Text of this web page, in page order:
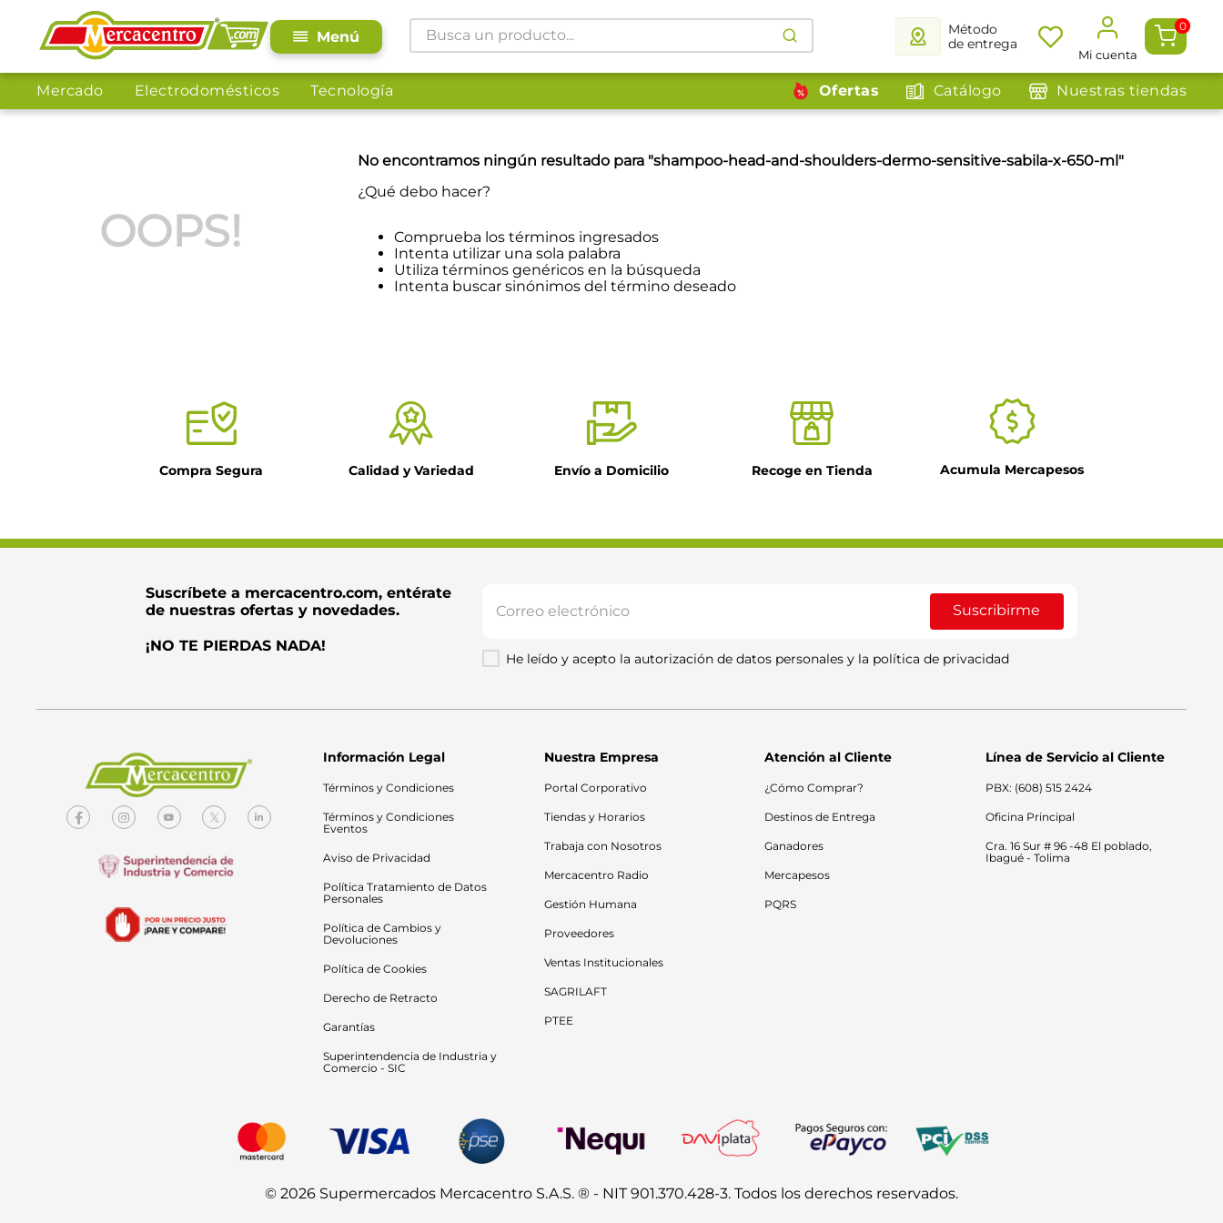
Busca un producto...
Método
de entrega
Mi cuenta
0
Mercado Electrodomésticos Tecnología Ofertas Catálogo Nuestras tiendas
OOPS!
No encontramos ningún resultado para "shampoo-head-and-shoulders-dermo-sensitive-sabila-x-650-ml"
¿Qué debo hacer?
Comprueba los términos ingresados
Intenta utilizar una sola palabra
Utiliza términos genéricos en la búsqueda
Intenta buscar sinónimos del término deseado
Compra Segura Calidad y Variedad Envío a Domicilio Recoge en Tienda Acumula Mercapesos
Suscríbete a mercacentro.com, entérate
de nuestras ofertas y novedades.
¡NO TE PIERDAS NADA!
Suscribirme
He leído y acepto la autorización de datos personales y la política de privacidad
Información Legal
Términos y Condiciones
Términos y Condiciones
Eventos
Aviso de Privacidad
Política Tratamiento de Datos
Personales
Política de Cambios y
Devoluciones
Política de Cookies
Derecho de Retracto
Garantías
Superintendencia de Industria y
Comercio - SIC
Nuestra Empresa
Portal Corporativo
Tiendas y Horarios
Trabaja con Nosotros
Mercacentro Radio
Gestión Humana
Proveedores
Ventas Institucionales
SAGRILAFT
PTEE
Atención al Cliente
¿Cómo Comprar?
Destinos de Entrega
Ganadores
Mercapesos
PQRS
Línea de Servicio al Cliente
PBX: (608) 515 2424
Oficina Principal
Cra. 16 Sur # 96 -48 El poblado,
Ibagué - Tolima
© 2026 Supermercados Mercacentro S.A.S. ® - NIT 901.370.428-3. Todos los derechos reservados.